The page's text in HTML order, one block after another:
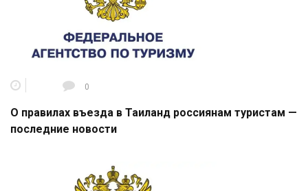
0
О правилах въезда в Таиланд россиянам туристам —
последние новости